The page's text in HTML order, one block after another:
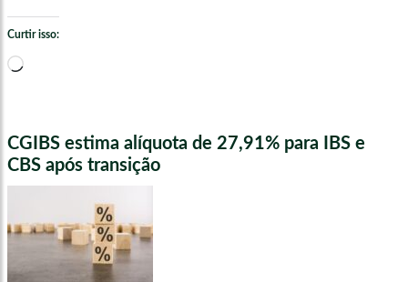
Curtir isso:
Carregando...
CGIBS estima alíquota de 27,91% para IBS e
CBS após transição